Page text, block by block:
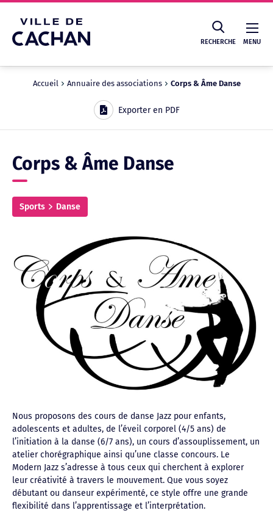
RECHERCHE MENU
Recherche
Accueil Annuaire des associations Corps & Âme Danse
Exporter en PDF
Corps & Âme Danse
Sports Danse
Nous proposons des cours de danse Jazz pour enfants,
adolescents et adultes, de l’éveil corporel (4/5 ans) de
l’initiation à la danse (6/7 ans), un cours d’assouplissement, un
atelier chorégraphique ainsi qu’une classe concours. Le
Modern Jazz s’adresse à tous ceux qui cherchent à explorer
leur créativité à travers le mouvement. Que vous soyez
débutant ou danseur expérimenté, ce style offre une grande
flexibilité dans l’apprentissage et l’interprétation.
Cookies management panel